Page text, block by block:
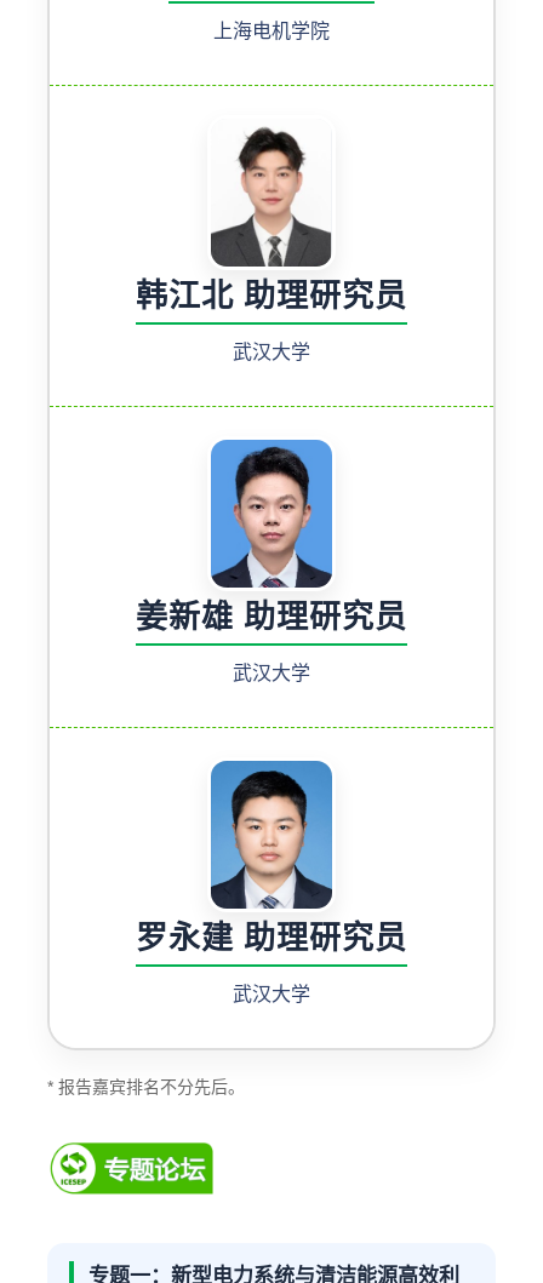
上海电机学院
韩江北 助理研究员
武汉大学
姜新雄 助理研究员
武汉大学
罗永建 助理研究员
武汉大学
* 报告嘉宾排名不分先后。
专题一：新型电力系统与清洁能源高效利